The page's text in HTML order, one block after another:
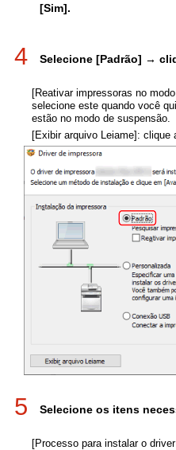
[Sim].
4 Selecione [Padrão] →
[Reativar impressoras no
selecione este quando você
estão no modo de suspensão.
[Exibir arquivo Leiame]: clique
5 Selecione os itens
[Processo para instalar o